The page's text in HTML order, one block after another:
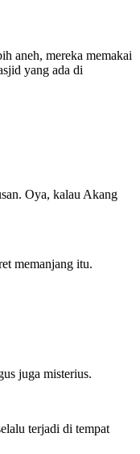
aneh, mereka memakai
yang ada di
Oya, kalau Akang
memanjang itu.
juga misterius.
terjadi di tempat